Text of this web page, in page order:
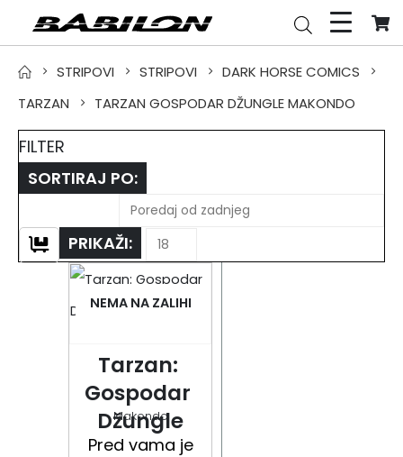
STRIPOVI STRIPOVI
DARK HORSE COMICS
TARZAN
TARZAN GOSPODAR DŽUNGLE MAKONDO
FILTER
SORTIRAJ PO:
PRIKAŽI:
NEMA NA ZALIHI
Tarzan:
Gospodar
Džungle
Makondo
Pred vama je